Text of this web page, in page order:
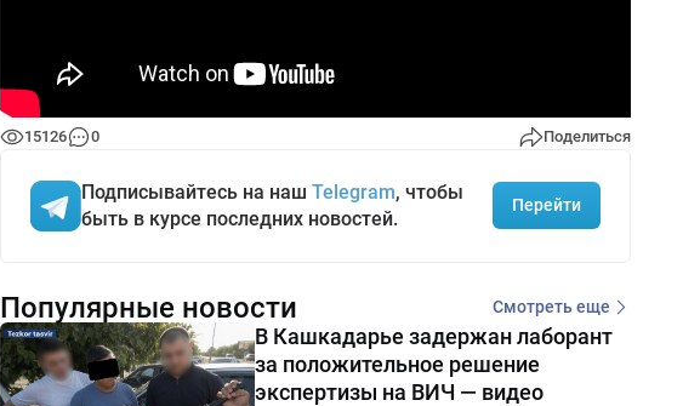
15126 0 Поделиться
Подписывайтесь на наш Telegram, чтобы
быть в курсе последних новостей.
Перейти
Популярные новости Смотреть еще
В Кашкадарье задержан лаборант
за положительное решение
экспертизы на ВИЧ — видео